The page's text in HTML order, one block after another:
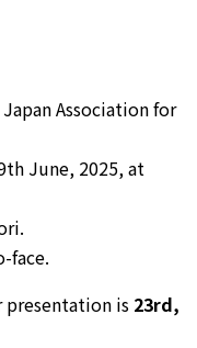
Association for
June, 2025, at
face.
is 23rd,